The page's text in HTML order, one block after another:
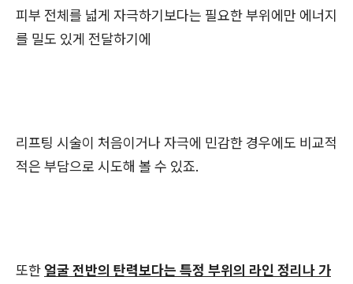
피부 전체를 넓게 자극하기보다는 필요한 부위에만 에너지
를 밀도 있게 전달하기에
리프팅 시술이 처음이거나 자극에 민감한 경우에도 비교적
적은 부담으로 시도해 볼 수 있죠.
또한 얼굴 전반의 탄력보다는 특정 부위의 라인 정리나 가